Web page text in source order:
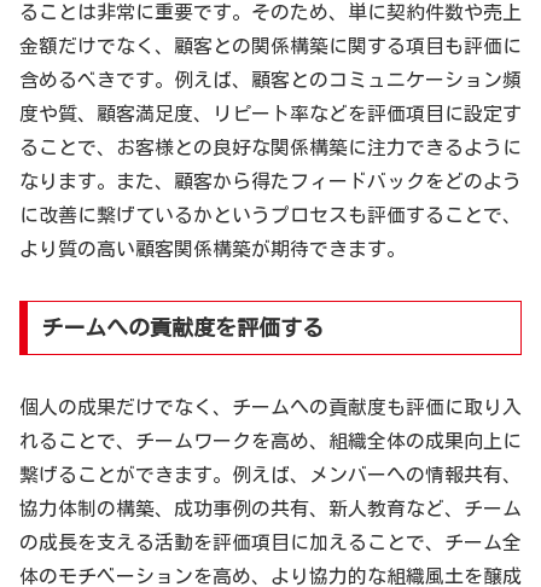
ることは非常に重要です。そのため、単に契約件数や売上
金額だけでなく、顧客との関係構築に関する項目も評価に
含めるべきです。例えば、顧客とのコミュニケーション頻
度や質、顧客満足度、リピート率などを評価項目に設定す
ることで、お客様との良好な関係構築に注力できるように
なります。また、顧客から得たフィードバックをどのよう
に改善に繋げているかというプロセスも評価することで、
より質の高い顧客関係構築が期待できます。
チームへの貢献度を評価する
個人の成果だけでなく、チームへの貢献度も評価に取り入
れることで、チームワークを高め、組織全体の成果向上に
繋げることができます。例えば、メンバーへの情報共有、
協力体制の構築、成功事例の共有、新人教育など、チーム
の成長を支える活動を評価項目に加えることで、チーム全
体のモチベーションを高め、より協力的な組織風土を醸成